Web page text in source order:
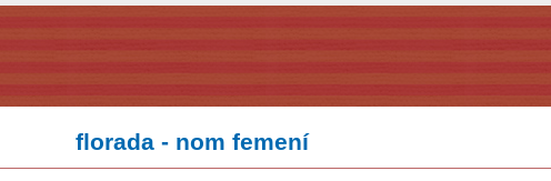
florada - nom femení